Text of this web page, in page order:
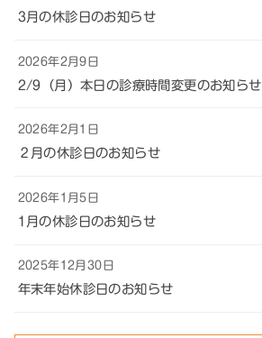
3月の休診日のお知らせ
2/9（月）本日の診療時間変更のお知らせ
2026年2月9日
２月の休診日のお知らせ
2026年2月1日
1月の休診日のお知らせ
2026年1月5日
年末年始休診日のお知らせ
2025年12月30日